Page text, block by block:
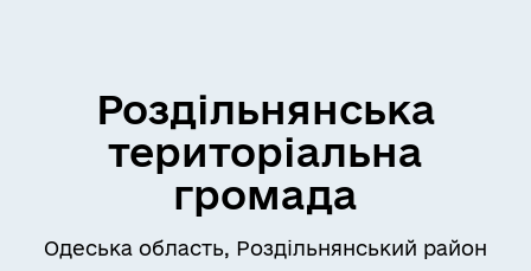
Роздільнянська
територіальна
громада
Одеська область, Роздільнянський район